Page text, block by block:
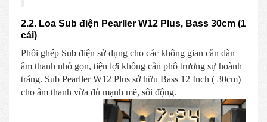
2.2. Loa Sub điện Pearller W12 Plus, Bass 30cm (1
cái)
Phối ghép Sub điện sử dụng cho các không gian cần dàn
âm thanh nhỏ gọn, tiện lợi không cần phô trương sự hoành
tráng. Sub Pearller W12 Plus sở hữu Bass 12 Inch ( 30cm)
cho âm thanh vừa đủ mạnh mẽ, sôi động.